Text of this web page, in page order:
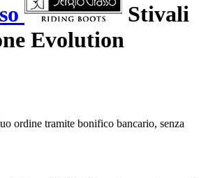
Stivali
Evolution
ordine tramite bonifico bancario, senza